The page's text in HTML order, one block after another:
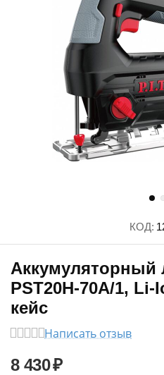
КОД:
Аккумуляторный
PST20H-70A/1,
кейс
Написать отзыв
8 430₽